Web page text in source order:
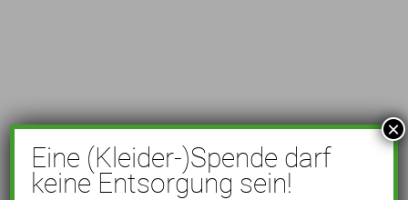
Eine (Kleider-)Spende darf
keine Entsorgung sein!
×